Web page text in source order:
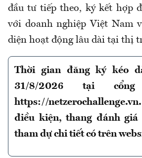
đầu tư tiếp theo, ký kết hợp
với doanh nghiệp Việt Nam
diện hoạt động lâu dài tại thị
Thời gian đăng ký kéo
31/8/2026 tại
https://
điều kiện, thang đánh giá
tham dự chi tiết có trên